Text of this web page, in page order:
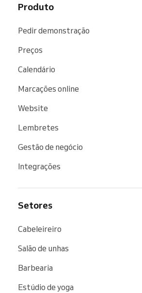
Produto
Pedir demonstração
Preços
Calendário
Marcações online
Website
Lembretes
Gestão de negócio
Integrações
Setores
Cabeleireiro
Salão de unhas
Barbearia
Estúdio de yoga